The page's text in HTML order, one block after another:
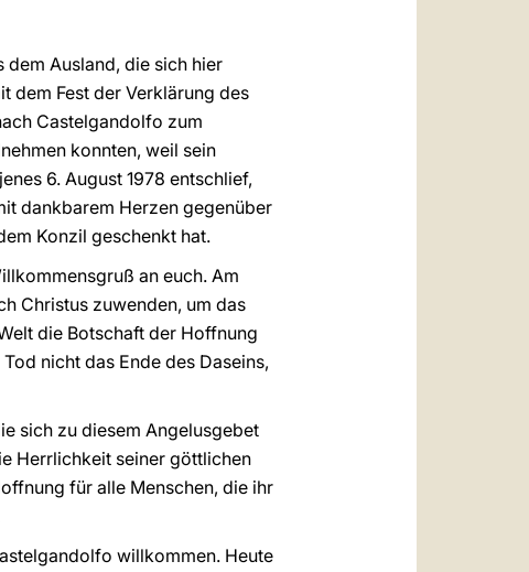
dem Ausland, die sich hier
dem Fest der Verklärung des
Castelgandolfo zum
konnten, weil sein
6. August 1978 entschlief,
dankbarem Herzen gegenüber
Konzil geschenkt hat.
an euch. Am
Christus zuwenden, um das
die Botschaft der Hoffnung
nicht das Ende des Daseins,
sich zu diesem Angelusgebet
Herrlichkeit seiner göttlichen
für alle Menschen, die ihr
willkommen. Heute